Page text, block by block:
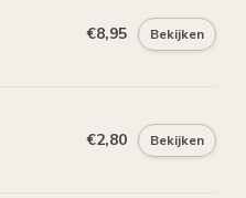
€8,95 Bekijken
€2,80 Bekijken